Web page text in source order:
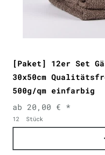
[Paket] 12er Set
30x50cm
500g/qm einfarbig
ab 20,00 € *
12 Stück